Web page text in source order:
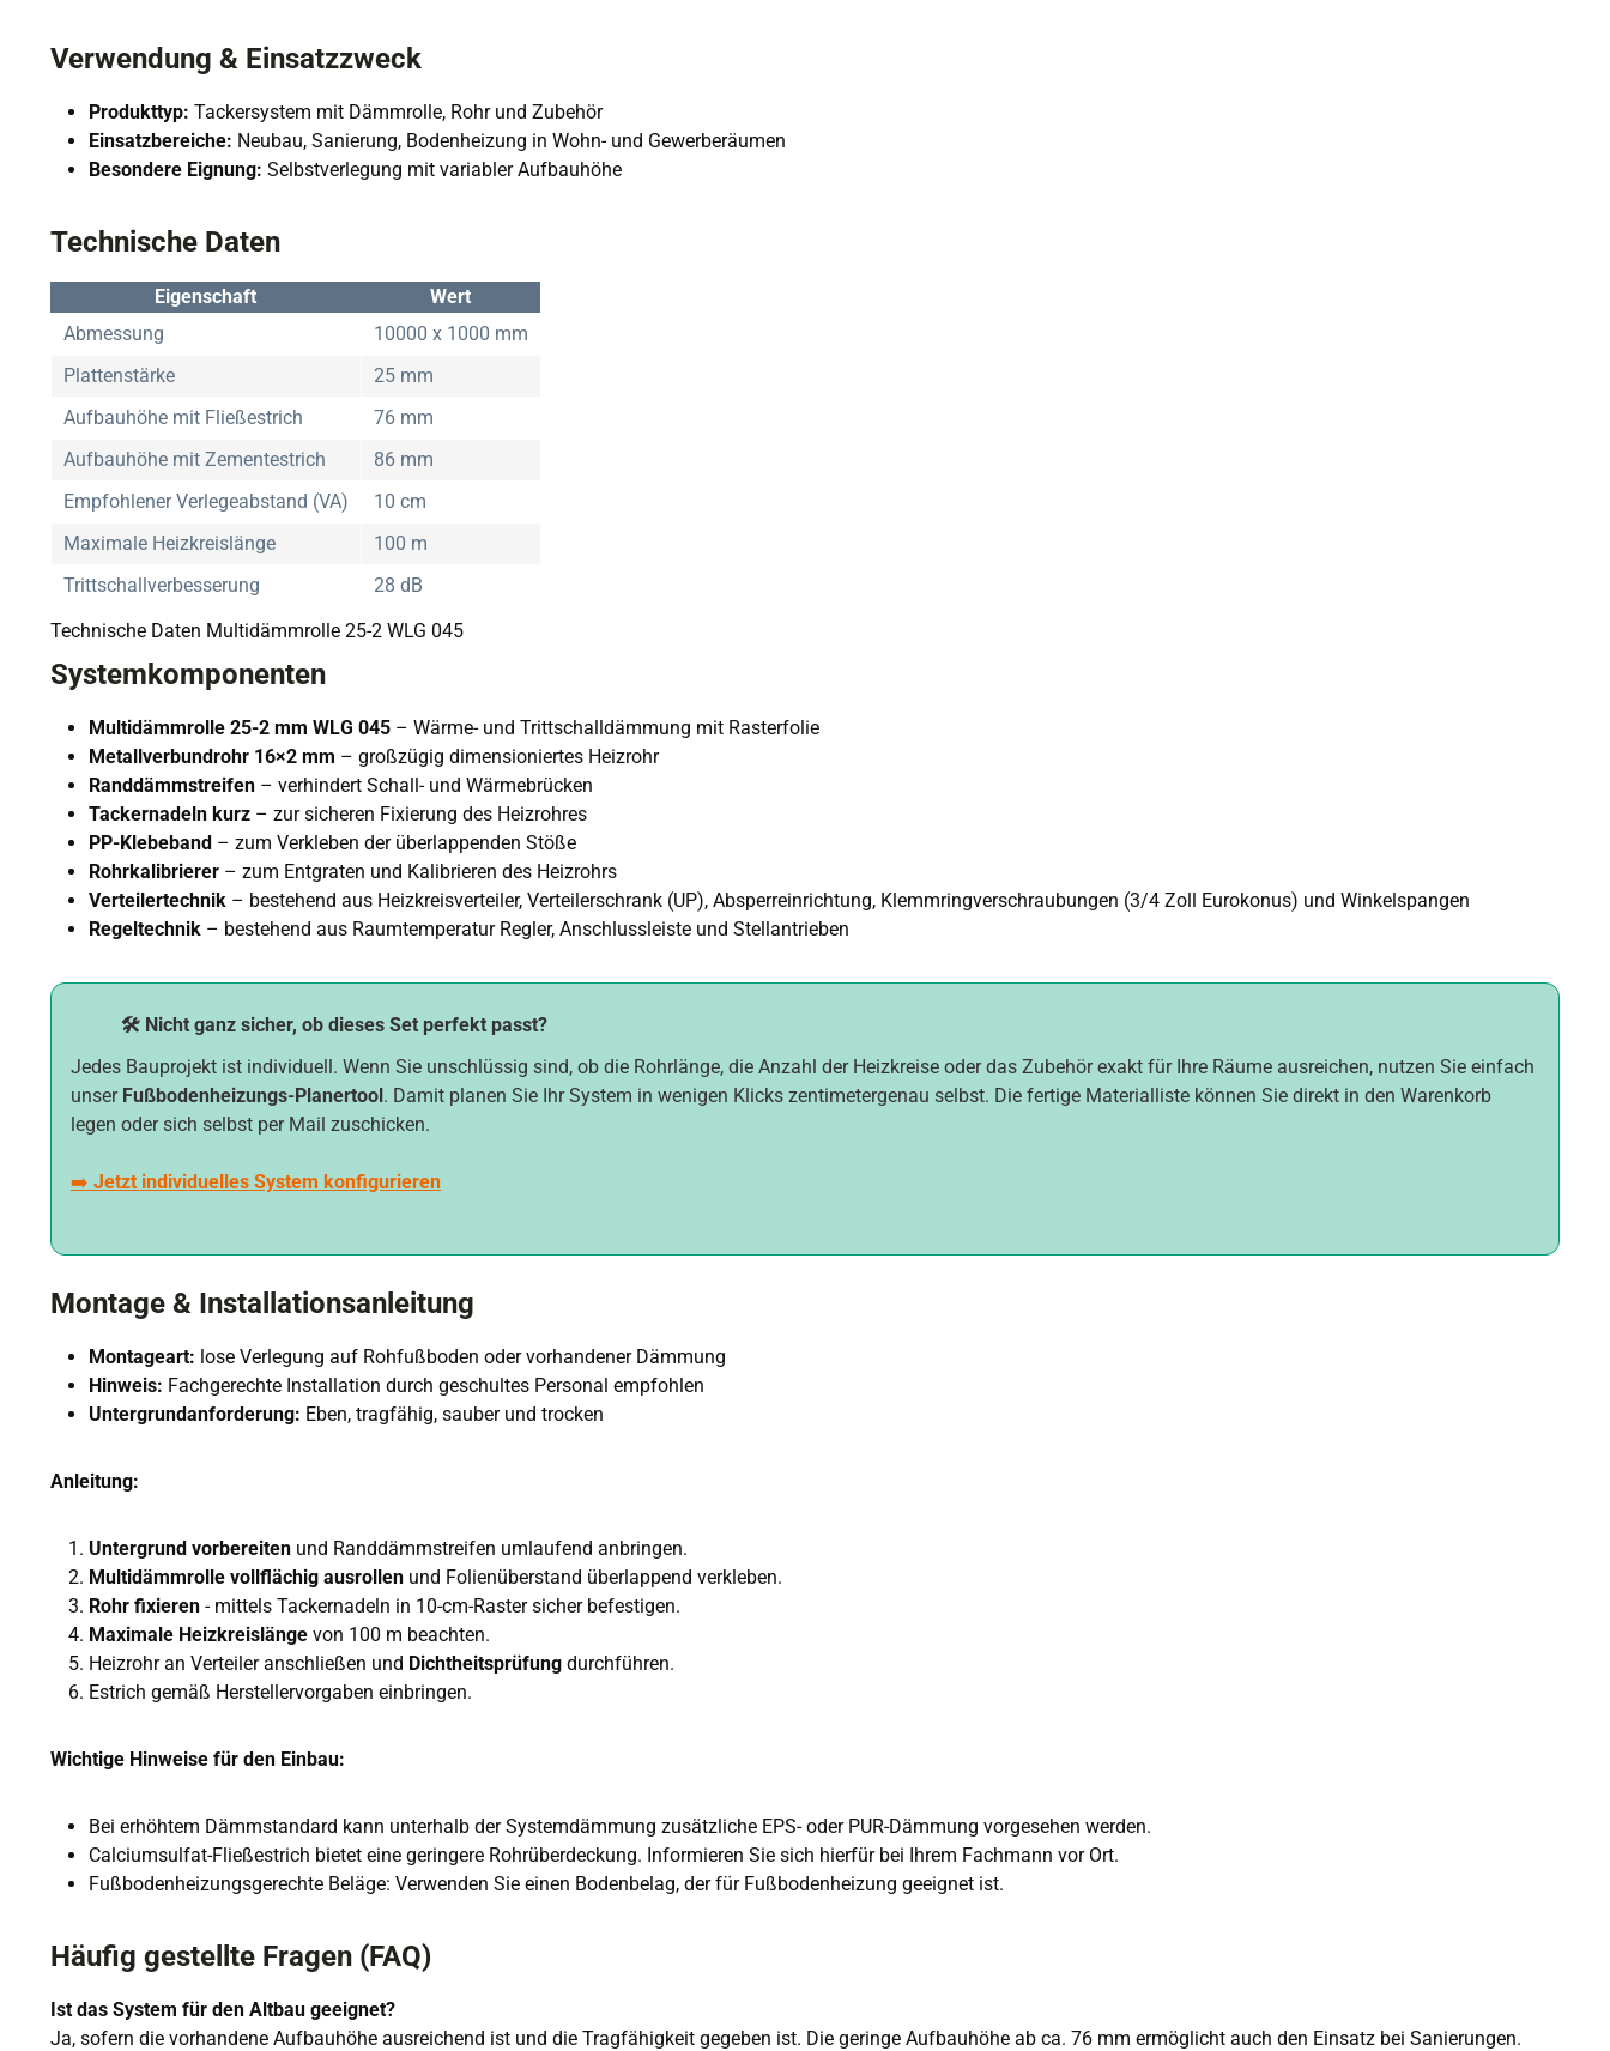
Verwendung & Einsatzzweck
Produkttyp: Tackersystem mit Dämmrolle, Rohr und Zubehör
Einsatzbereiche: Neubau, Sanierung, Bodenheizung in Wohn- und Gewerberäumen
Besondere Eignung: Selbstverlegung mit variabler Aufbauhöhe
Technische Daten
Technische Daten Multidämmrolle 25-2 WLG 045
Eigenschaft
Wert
Abmessung
10000 x 1000 mm
Plattenstärke
25 mm
Aufbauhöhe mit Fließestrich
76 mm
Aufbauhöhe mit Zementestrich
86 mm
Empfohlener Verlegeabstand (VA)
10 cm
Maximale Heizkreislänge
100 m
Trittschallverbesserung
28 dB
Systemkomponenten
Multidämmrolle 25-2 mm WLG 045 – Wärme- und Trittschalldämmung mit Rasterfolie
Metallverbundrohr 16×2 mm – großzügig dimensioniertes Heizrohr
Randdämmstreifen – verhindert Schall- und Wärmebrücken
Tackernadeln kurz – zur sicheren Fixierung des Heizrohres
PP-Klebeband – zum Verkleben der überlappenden Stöße
Rohrkalibrierer – zum Entgraten und Kalibrieren des Heizrohrs
Verteilertechnik – bestehend aus Heizkreisverteiler, Verteilerschrank (UP), Absperreinrichtung, Klemmringverschraubungen (3/4 Zoll Eurokonus) und Winkelspangen
Regeltechnik – bestehend aus Raumtemperatur Regler, Anschlussleiste und Stellantrieben
🛠️ Nicht ganz sicher, ob dieses Set perfekt passt?
Jedes Bauprojekt ist individuell. Wenn Sie unschlüssig sind, ob die Rohrlänge, die Anzahl der Heizkreise oder das Zubehör exakt für Ihre Räume ausreichen, nutzen Sie einfach
unser Fußbodenheizungs-Planertool. Damit planen Sie Ihr System in wenigen Klicks zentimetergenau selbst. Die fertige Materialliste können Sie direkt in den Warenkorb
legen oder sich selbst per Mail zuschicken.
➡️ Jetzt individuelles System konfigurieren
Montage & Installationsanleitung
Montageart: lose Verlegung auf Rohfußboden oder vorhandener Dämmung
Hinweis: Fachgerechte Installation durch geschultes Personal empfohlen
Untergrundanforderung: Eben, tragfähig, sauber und trocken
Anleitung:
Untergrund vorbereiten und Randdämmstreifen umlaufend anbringen.
Multidämmrolle vollflächig ausrollen und Folienüberstand überlappend verkleben.
Rohr fixieren - mittels Tackernadeln in 10-cm-Raster sicher befestigen.
Maximale Heizkreislänge von 100 m beachten.
Heizrohr an Verteiler anschließen und Dichtheitsprüfung durchführen.
Estrich gemäß Herstellervorgaben einbringen.
Wichtige Hinweise für den Einbau:
Bei erhöhtem Dämmstandard kann unterhalb der Systemdämmung zusätzliche EPS- oder PUR-Dämmung vorgesehen werden.
Calciumsulfat-Fließestrich bietet eine geringere Rohrüberdeckung. Informieren Sie sich hierfür bei Ihrem Fachmann vor Ort.
Fußbodenheizungsgerechte Beläge: Verwenden Sie einen Bodenbelag, der für Fußbodenheizung geeignet ist.
Häufig gestellte Fragen (FAQ)
Ist das System für den Altbau geeignet?
Ja, sofern die vorhandene Aufbauhöhe ausreichend ist und die Tragfähigkeit gegeben ist. Die geringe Aufbauhöhe ab ca. 76 mm ermöglicht auch den Einsatz bei Sanierungen.